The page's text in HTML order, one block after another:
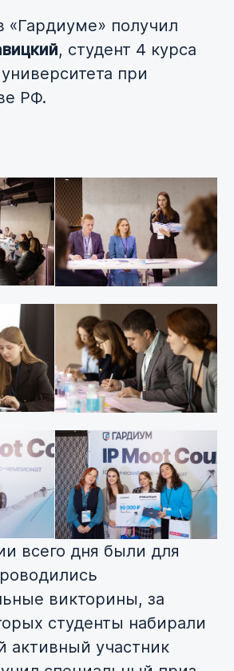
«Гардиуме» получил
, студент 4 курса
при
РФ.
всего дня были для
викторины, за
студенты набирали
активный участник